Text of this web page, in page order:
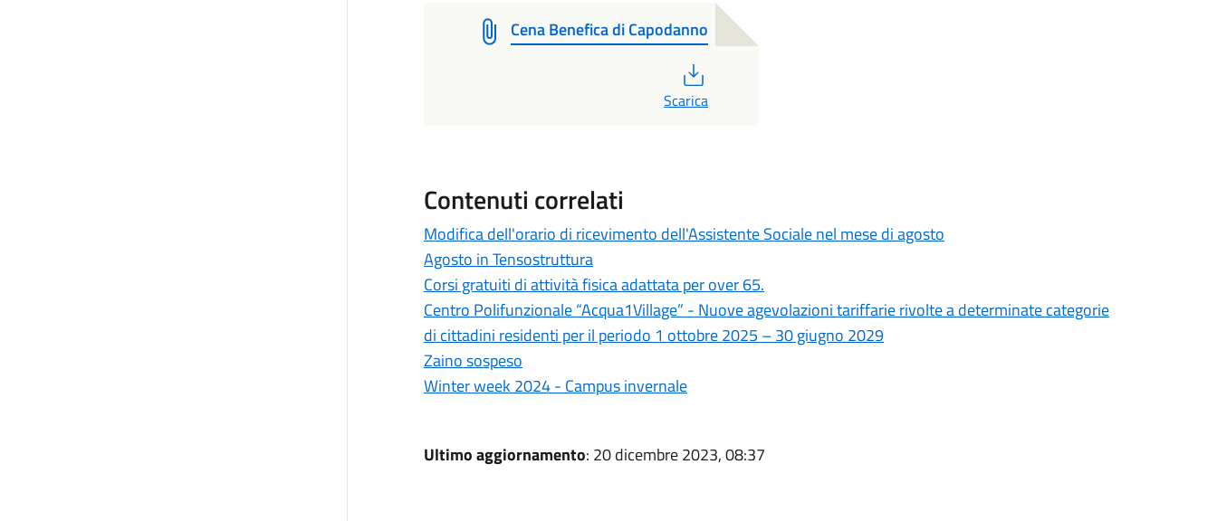
Cena Benefica di Capodanno
Scarica
Contenuti correlati
Modifica dell'orario di ricevimento dell'Assistente Sociale nel mese di agosto
Agosto in Tensostruttura
Corsi gratuiti di attività fisica adattata per over 65.
Centro Polifunzionale “Acqua1Village” - Nuove agevolazioni tariffarie rivolte a determinate categorie
di cittadini residenti per il periodo 1 ottobre 2025 – 30 giugno 2029
Zaino sospeso
Winter week 2024 - Campus invernale
Ultimo aggiornamento: 20 dicembre 2023, 08:37